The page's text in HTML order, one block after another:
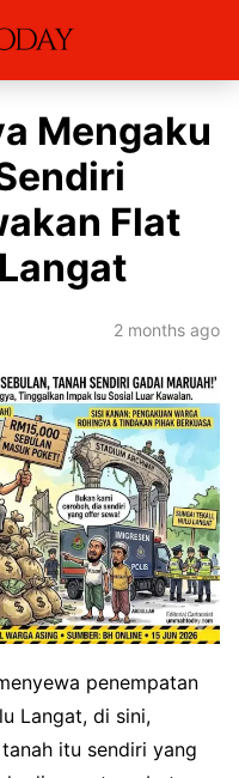
Mengaku
Flat
2 months ago
penempatan
Langat, di sini,
itu sendiri yang